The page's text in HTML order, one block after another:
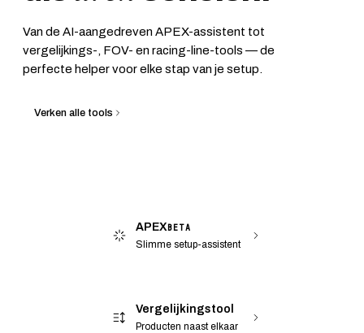
Van de AI-aangedreven APEX-assistent tot
vergelijkings-, FOV- en racing-line-tools — de
perfecte helper voor elke stap van je setup.
Verken alle tools
APEXBETA
Slimme setup-assistent
Vergelijkingstool
Producten naast elkaar